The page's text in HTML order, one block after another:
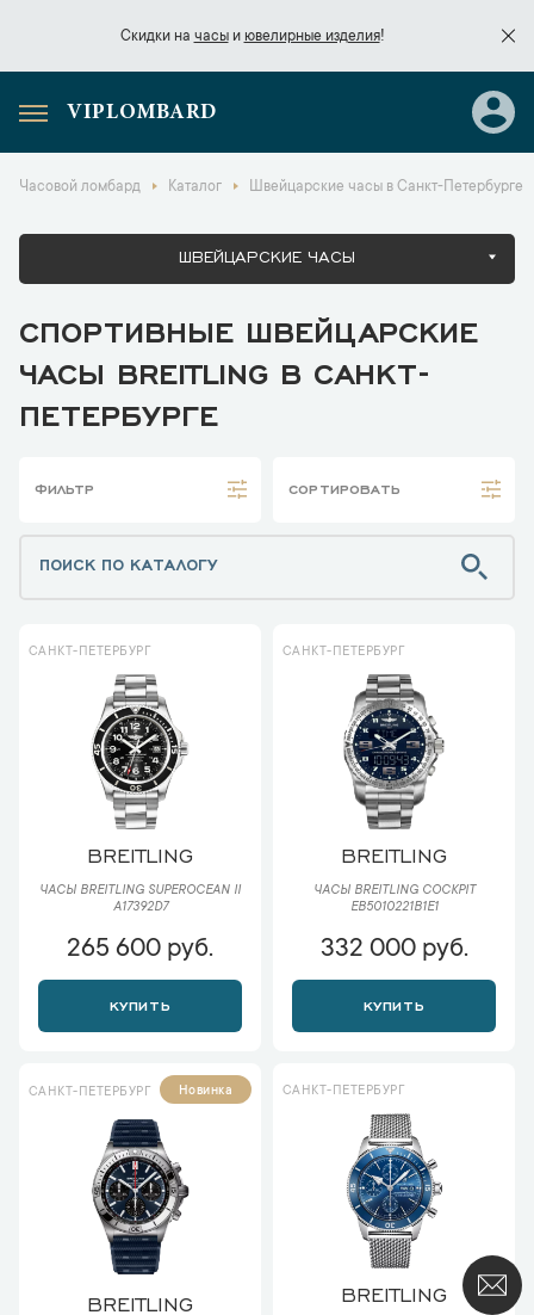
Скидки на часыи ювелирные изделия!
Скидки начасы
VIPLOMBARD
Часовой ломбард Каталог Швейцарские часы в Санкт-Петербурге
ШВЕЙЦАРСКИЕ ЧАСЫ
СПОРТИВНЫЕ ШВЕЙЦАРСКИЕ
ЧАСЫ BREITLING В САНКТ-
ПЕТЕРБУРГЕ
ФИЛЬТР СОРТИРОВАТЬ
САНКТ-ПЕТЕРБУРГ
BREITLING
ЧАСЫ BREITLING SUPEROCEAN II
A17392D7
265 600 руб.
КУПИТЬ
САНКТ-ПЕТЕРБУРГ
BREITLING
ЧАСЫ BREITLING COCKPIT
EB5010221B1E1
332 000 руб.
КУПИТЬ
САНКТ-ПЕТЕРБУРГ Новинка
BREITLING
САНКТ-ПЕТЕРБУРГ
BREITLING